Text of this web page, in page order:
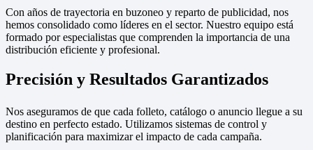
Con años de trayectoria en buzoneo y reparto de publicidad, nos
hemos consolidado como líderes en el sector. Nuestro equipo está
formado por especialistas que comprenden la importancia de una
distribución eficiente y profesional.
Precisión y Resultados Garantizados
Nos aseguramos de que cada folleto, catálogo o anuncio llegue a su
destino en perfecto estado. Utilizamos sistemas de control y
planificación para maximizar el impacto de cada campaña.